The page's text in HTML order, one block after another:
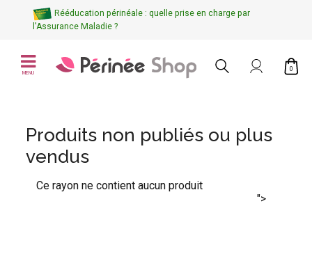
Rééducation périnéale : quelle prise en charge par
l'Assurance Maladie ?
MENU
0
Produits non publiés ou plus
vendus
Ce rayon ne contient aucun produit
">